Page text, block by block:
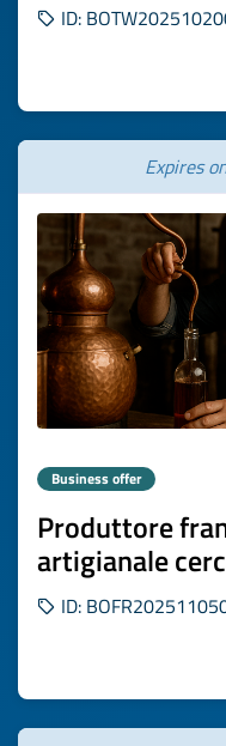
ID:
Expires
Business offer
Produttore
artigianale
ID: